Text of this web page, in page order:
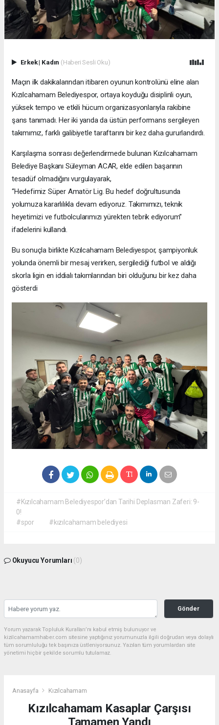
Erkek| Kadın (Haberi Sesli Oku)
Maçın ilk dakikalarından itibaren oyunun kontrolünü eline alan
Kızılcahamam Belediyespor, ortaya koyduğu disiplinli oyun,
yüksek tempo ve etkili hücum organizasyonlarıyla rakibine
şans tanımadı. Her iki yarıda da üstün performans sergileyen
takımımız, farklı galibiyetle taraftarını bir kez daha gururlandırdı.
Karşılaşma sonrası değerlendirmede bulunan Kızılcahamam
Belediye Başkanı Süleyman ACAR, elde edilen başarının
tesadüf olmadığını vurgulayarak,
“Hedefimiz Süper Amatör Lig. Bu hedef doğrultusunda
yolumuza kararlılıkla devam ediyoruz. Takımımızı, teknik
heyetimizi ve futbolcularımızı yürekten tebrik ediyorum”
ifadelerini kullandı.
Bu sonuçla birlikte Kızılcahamam Belediyespor, şampiyonluk
yolunda önemli bir mesaj verirken, sergilediği futbol ve aldığı
skorla ligin en iddialı takımlarından biri olduğunu bir kez daha
gösterdi
#Kızılcahamam Belediyespor’dan Tarihi Deplasman Zaferi: 9-
0!
#spor
#kızılcahamam belediyesi
Okuyucu Yorumları (0)
Gönder
Yorum yazarak Topluluk Kuralları’nı kabul etmiş bulunuyor ve
kizilcahamamhaber.com sitesine yaptığınız yorumunuzla ilgili doğrudan veya dolaylı
tüm sorumluluğu tek başınıza üstleniyorsunuz. Yazılan tüm yorumlardan site
yönetimi hiçbir şekilde sorumlu tutulamaz.
Anasayfa Kızılcahamam
Kızılcahamam Kasaplar Çarşısı
Tamamen Yandı